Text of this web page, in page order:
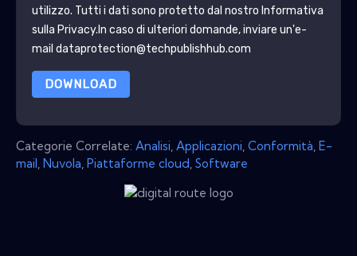
utilizzo. Tutti i dati sono protetto dal nostro Informativa
sulla Privacy.In caso di ulteriori domande, inviare un'e-
mail dataprotection@techpublishhub.com
DOWNLOAD
Categorie Correlate: Analisi Applicazioni Conformità E-
mail Nuvola Piattaforme cloud Software